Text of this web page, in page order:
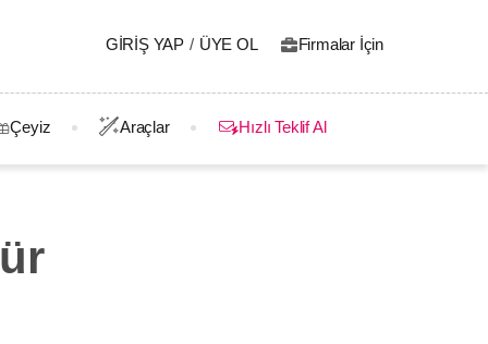
GIRIŞ YAP / ÜYE OL Firmalar İçin
Çeyiz Araçlar Hızlı Teklif Al